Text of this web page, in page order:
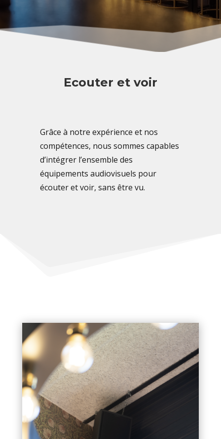
Ecouter et voir
Grâce à notre expérience et nos
compétences, nous sommes capables
d’intégrer l’ensemble des
équipements audiovisuels pour
écouter et voir, sans être vu.